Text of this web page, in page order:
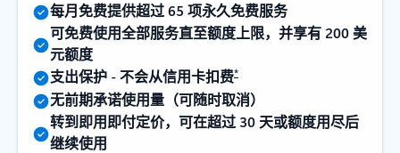
每月免费提供超过 65 项永久免费服务
可免费使用全部服务直至额度上限，并享有 200 美
元额度
支出保护 - 不会从信用卡扣费*
无前期承诺使用量（可随时取消）
转到即用即付定价，可在超过 30 天或额度用尽后
继续使用